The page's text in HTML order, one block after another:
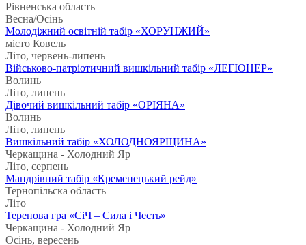
Рівненська область
Весна/Осінь
Молодіжний освітній табір «ХОРУНЖИЙ»
місто Ковель
Літо, червень-липень
Військово-патріотичний вишкільний табір «ЛЕГІОНЕР»
Волинь
Літо, липень
Дівочий вишкільний табір «ОРІЯНА»
Волинь
Літо, липень
Вишкільний табір «ХОЛОДНОЯРЩИНА»
Черкащина - Холодний Яр
Літо, серпень
Мандрівний табір «Кременецький рейд»
Тернопільска область
Літо
Теренова гра «СіЧ – Сила і Честь»
Черкащина - Холодний Яр
Осінь, вересень